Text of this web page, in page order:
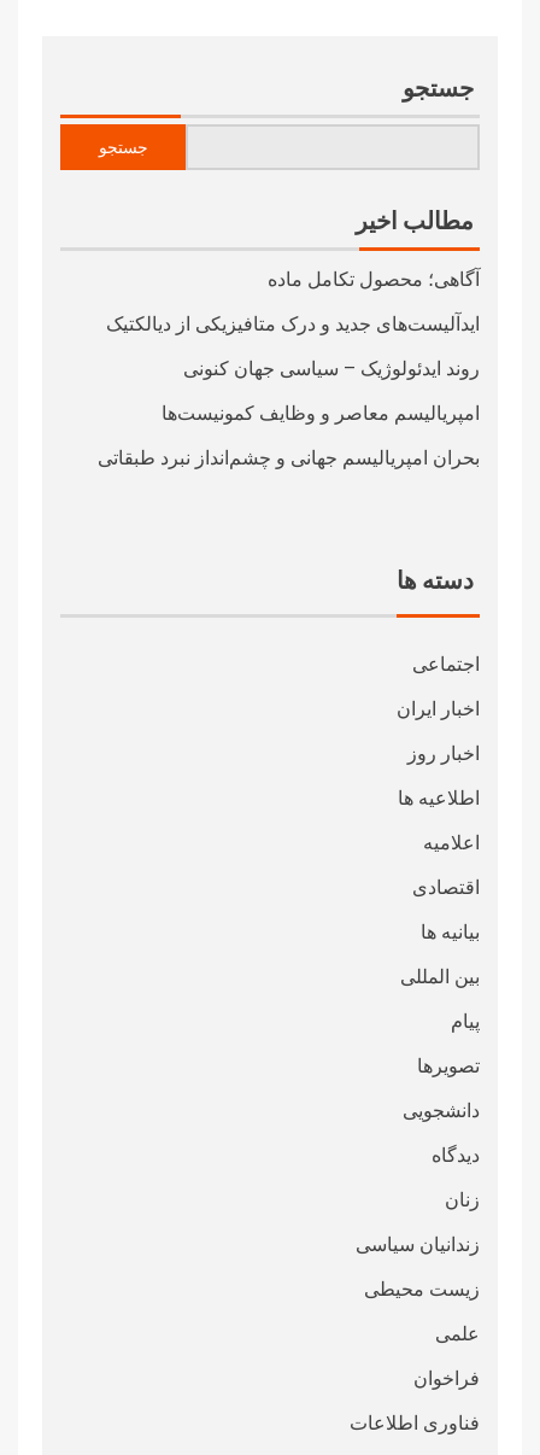
جستجو
جستجو
مطالب اخیر
آگاهی؛ محصول تکامل ماده
ایدآلیست‌های جدید و درک متافیزیکی از دیالکتیک
روند ایدئولوژیک – سیاسی جهان کنونی
امپریالیسم معاصر و وظایف کمونیست‌ها
بحران امپریالیسم جهانی و چشم‌انداز نبرد طبقاتی
دسته ها
اجتماعی
اخبار ایران
اخبار روز
اطلاعیه ها
اعلامیه
اقتصادی
بیانیه ها
بین المللی
پیام
تصویرها
دانشجویی
دیدگاه
زنان
زندانیان سیاسی
زیست محیطی
علمی
فراخوان
فناوری اطلاعات